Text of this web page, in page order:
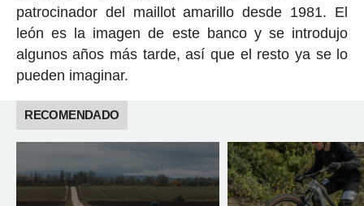
patrocinador del maillot amarillo desde 1981. El
león es la imagen de este banco y se introdujo
algunos años más tarde, así que el resto ya se lo
pueden imaginar.
RECOMENDADO